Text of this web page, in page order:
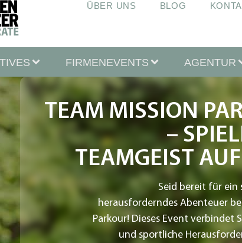
ÜBER UNS BLOG
FIRMENEVENTS AGENTUR
TEAM MISSION
–
TEAMGEIST
Seid bereit für ein
herausforderndes Abenteuer
Parkour! Dieses Event verbindet
und sportliche